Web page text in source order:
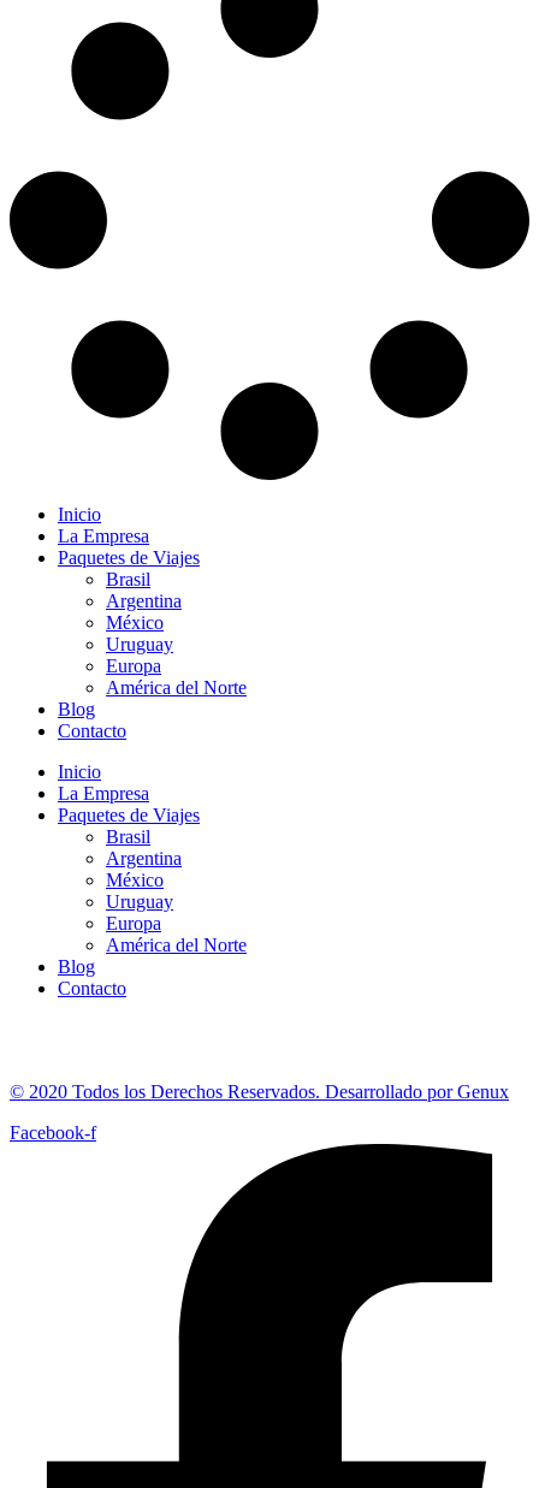
Inicio
La Empresa
Paquetes de Viajes
Brasil
Argentina
México
Uruguay
Europa
América del Norte
Blog
Contacto
Inicio
La Empresa
Paquetes de Viajes
Brasil
Argentina
México
Uruguay
Europa
América del Norte
Blog
Contacto
© 2020 Todos los Derechos Reservados. Desarrollado por Genux
Facebook-f